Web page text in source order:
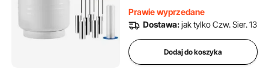
przemysłu kosmetycznego,
do przechowywania nasienia,
do zastosowań naukowych
Prawie wyprzedane
Dostawa:jak tylko Czw. Sier. 13
Dodaj do koszyka